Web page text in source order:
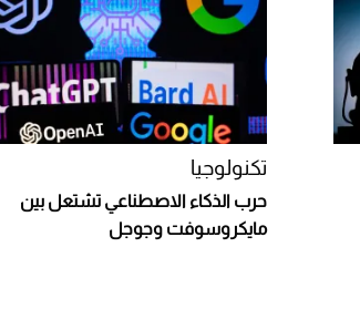
تكنولوجيا
حرب الذكاء الاصطناعي تشتعل بين
مايكروسوفت وجوجل